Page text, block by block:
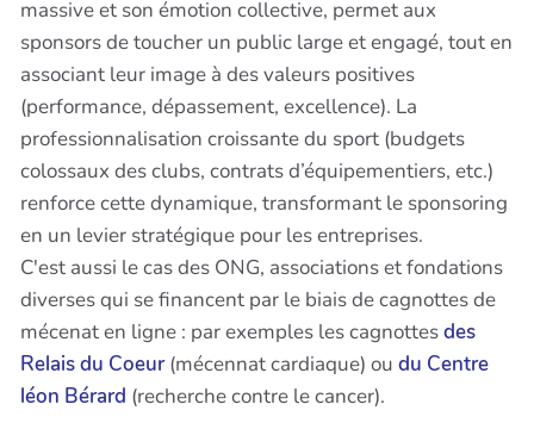
massive et son émotion collective, permet aux
sponsors de toucher un public large et engagé, tout en
associant leur image à des valeurs positives
(performance, dépassement, excellence). La
professionnalisation croissante du sport (budgets
colossaux des clubs, contrats d’équipementiers, etc.)
renforce cette dynamique, transformant le sponsoring
en un levier stratégique pour les entreprises.
C'est aussi le cas des ONG, associations et fondations
diverses qui se financent par le biais de cagnottes de
mécenat en ligne : par exemples les cagnottesdes
Relais du Coeur(mécennat cardiaque) ou du Centre
léon Bérard (recherche contre le cancer).